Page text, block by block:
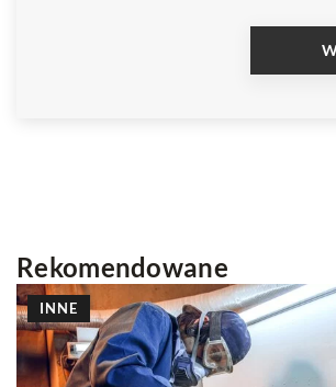
Rekomendowane
PROMOCJA W INTERNECIE